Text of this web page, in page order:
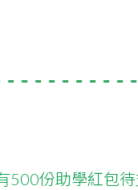
500份助學紅包